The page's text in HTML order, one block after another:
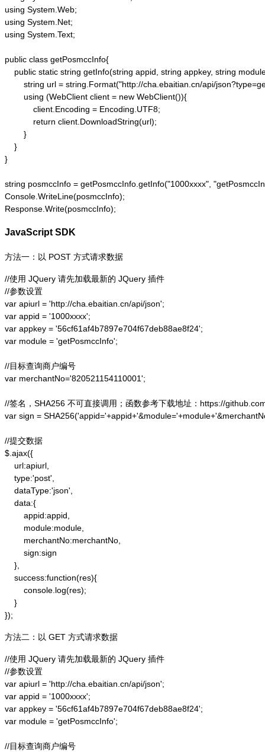
using System.Web;
using System.Net;
using System.Text;
public class getPosmccInfo{
public static string getInfo(string appid, string appkey, string
string url = string.Format("http://cha.ebaitian.cn/api/
        using (WebClient client = new WebClient()){
            client.Encoding = Encoding.UTF8;
            return client.DownloadString(url);
        }
    }
}
string posmccInfo = getPosmccInfo.getInfo("1000xxxx",
Console.WriteLine(posmccInfo);
Response.Write(posmccInfo);
JavaScript SDK
方法一：以 POST 方式请求数据
//使用 JQuery 请先加载最新的 JQuery 插件
//参数设置
var apiurl = 'http://cha.ebaitian.cn/api/json';
var appid = '1000xxxx';
var appkey = '56cf61af4b7897e704f67deb88ae8f24';
var module = 'getPosmccInfo';
//目标查询商户编号
var merchantNo='820521154110001';
//签名，SHA256 不可直接调用；函数参考下载地址：https://
var sign =
//提交数据
$.ajax({
    url:apiurl,
    type:'post',
    dataType:'json',
    data:{
        appid:appid,
        module:module,
        merchantNo:merchantNo,
        sign:sign
    },
    success:function(res){
        console.log(res);
    }
});
方法二：以 GET 方式请求数据
//使用 JQuery 请先加载最新的 JQuery 插件
//参数设置
var apiurl = 'http://cha.ebaitian.cn/api/json';
var appid = '1000xxxx';
var appkey = '56cf61af4b7897e704f67deb88ae8f24';
var module = 'getPosmccInfo';
//目标查询商户编号